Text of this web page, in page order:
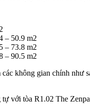
– 50.9 m2
– 73.8 m2
– 90.5 m2
không gian chính
với tòa R1.02 The